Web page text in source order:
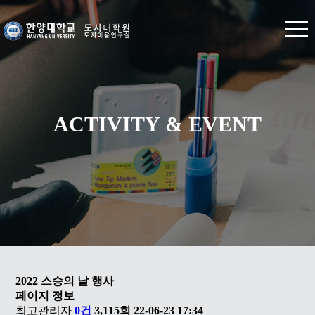
ACTIVITY & EVENT
2022 스승의 날 행사
페이지 정보
최고관리자 0건 3,115회 22-06-23 17:34